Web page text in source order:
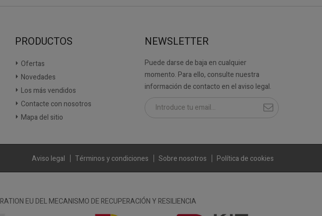
PRODUCTOS
Ofertas
Novedades
Los más vendidos
Contacte con nosotros
Mapa del sitio
NEWSLETTER
Puede darse de baja en cualquier
momento. Para ello, consulte nuestra
información de contacto en el aviso legal.
Aviso legal Términos y condiciones Sobre nosotros Política de cookies
EU DEL MECANISMO DE RECUPERACIÓN Y RESILIENCIA